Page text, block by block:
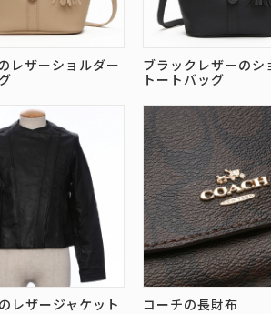
レザーショルダー
ブラックレザーのシ
トートバッグ
レザージャケット コーチの長財布